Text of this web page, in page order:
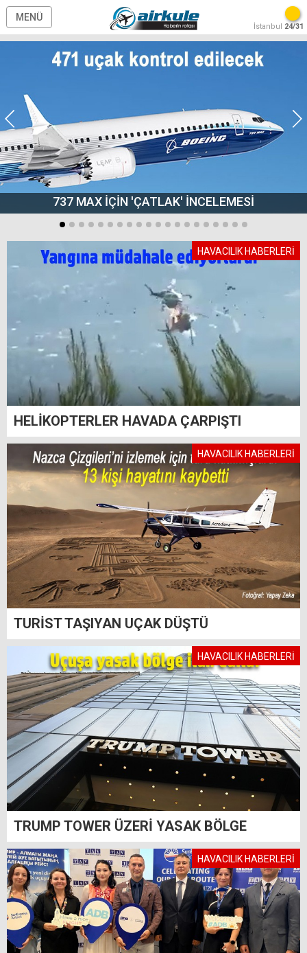
MENÜ
İstanbul 24/31
737 MAX İÇİN 'ÇATLAK' İNCELEMESİ
HAVACILIK HABERLERİ
HELİKOPTERLER HAVADA ÇARPIŞTI
HAVACILIK HABERLERİ
TURİST TAŞIYAN UÇAK DÜŞTÜ
HAVACILIK HABERLERİ
TRUMP TOWER ÜZERİ YASAK BÖLGE
HAVACILIK HABERLERİ